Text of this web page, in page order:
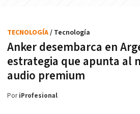
Anker desembarca en
estrategia que apunta al
audio premium
TECNOLOGÍA/ Tecnología
PoriProfesional